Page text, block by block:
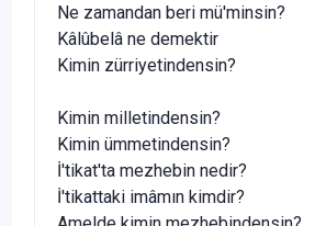
Ne zamandan beri mü'minsin?
Kâlûbelâ ne demektir
Kimin zürriyetindensin?
Kimin milletindensin?
Kimin ümmetindensin?
İ'tikat'ta mezhebin nedir?
İ'tikattaki imâmın kimdir?